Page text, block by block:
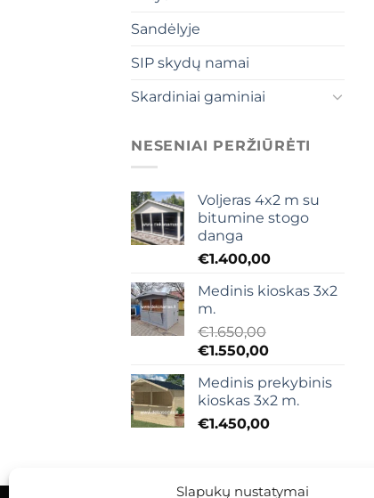
Slapukų nustatymai
Sandėlyje
SIP skydų namai
Skardiniai gaminiai
NESENIAI PERŽIŪRĖTI
Voljeras 4x2 m su
bitumine stogo
danga
€1.400,00
Medinis kioskas 3x2
m.
€1.650,00
Original
was:
€1.650,00.
€1.550,00Current
is:
€1.550,00.
Medinis prekybinis
kioskas 3x2 m.
€1.450,00